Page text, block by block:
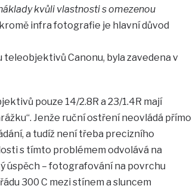
kvůli vlastnosti s omezenou
infra fotografie je hlavní důvod
Canonu, byla zavedena v
pouze 14/2.8R a 23/1.4R mají
Jenže ruční ostření neovládá přímo
a tudíž není třeba precizního
s tímto problémem odvolává na
úspěch – fotografování na povrchu
300 C mezi stínem a sluncem